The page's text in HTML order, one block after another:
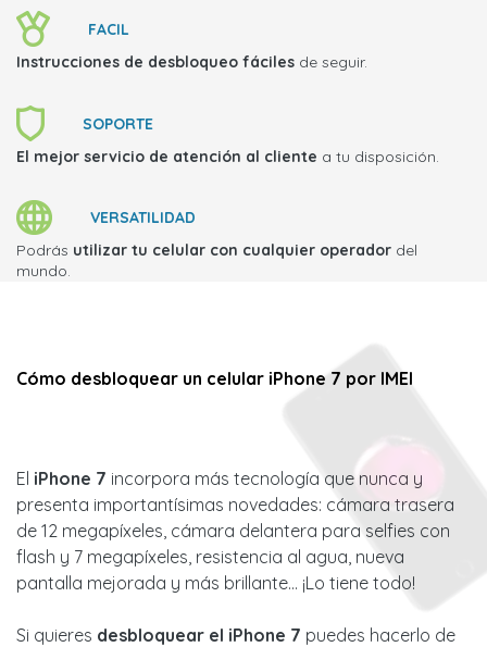
FACIL
Instrucciones de desbloqueo fáciles de seguir.
SOPORTE
El mejor servicio de atención al cliente a tu disposición.
VERSATILIDAD
Podrás utilizar tu celular con cualquier operador del
mundo.
Cómo desbloquear un celular iPhone 7 por IMEI
El iPhone 7 incorpora más tecnología que nunca y
presenta importantísimas novedades: cámara trasera
de 12 megapíxeles, cámara delantera para selfies con
flash y 7 megapíxeles, resistencia al agua, nueva
pantalla mejorada y más brillante... ¡Lo tiene todo!
Si quieres desbloquear el iPhone 7 puedes hacerlo de